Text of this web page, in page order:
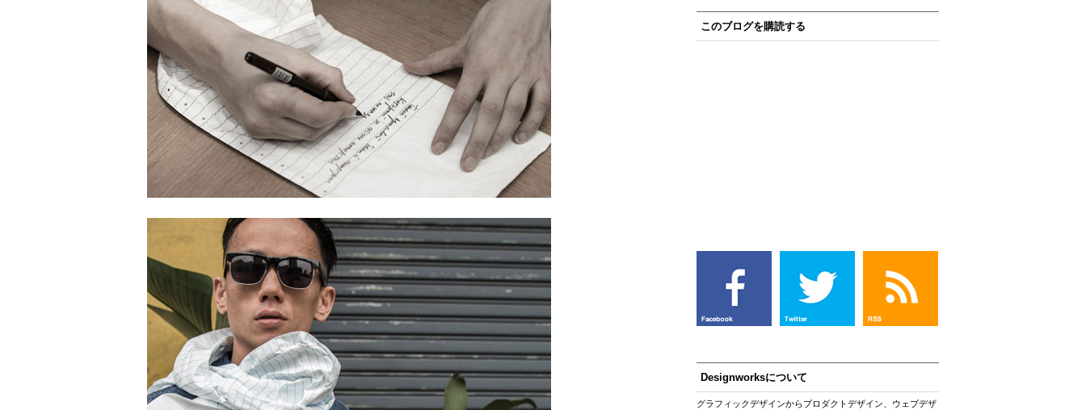
このブログを購読する
Designworksについて
グラフィックデザインからプロダクトデザイン、ウェブデザ